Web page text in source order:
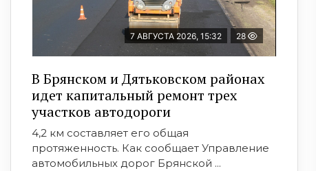
7 АВГУСТА 2026, 15:32 28
В Брянском и Дятьковском районах
идет капитальный ремонт трех
участков автодороги
4,2 км составляет его общая
протяженность. Как сообщает Управление
автомобильных дорог Брянской ...